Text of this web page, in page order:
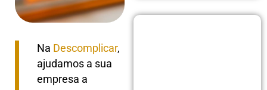
Na Descomplicar,
ajudamos a sua
empresa a